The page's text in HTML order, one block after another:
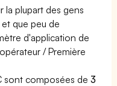
la plupart des gens
que peu de
d'application de
/ Première
sont composées de3